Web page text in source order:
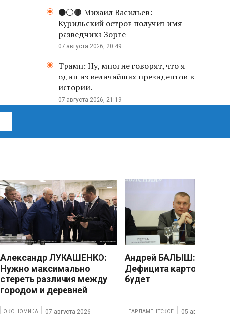
⚫️⚪️🟤 Михаил Васильев:
Курильский остров получит имя
разведчика Зорге
07 августа 2026, 20:49
Трамп: Ну, многие говорят, что я
один из величайших президентов в
истории.
07 августа 2026, 21:19
Александр ЛУКАШЕНКО:
Нужно максимально
стереть различия между
городом и деревней
ЭКОНОМИКА 07 августа 2026
Андрей БАЛЫШ:
Дефицита картофеля не
будет
ПАРЛАМЕНТСКОЕ 05 августа 2026